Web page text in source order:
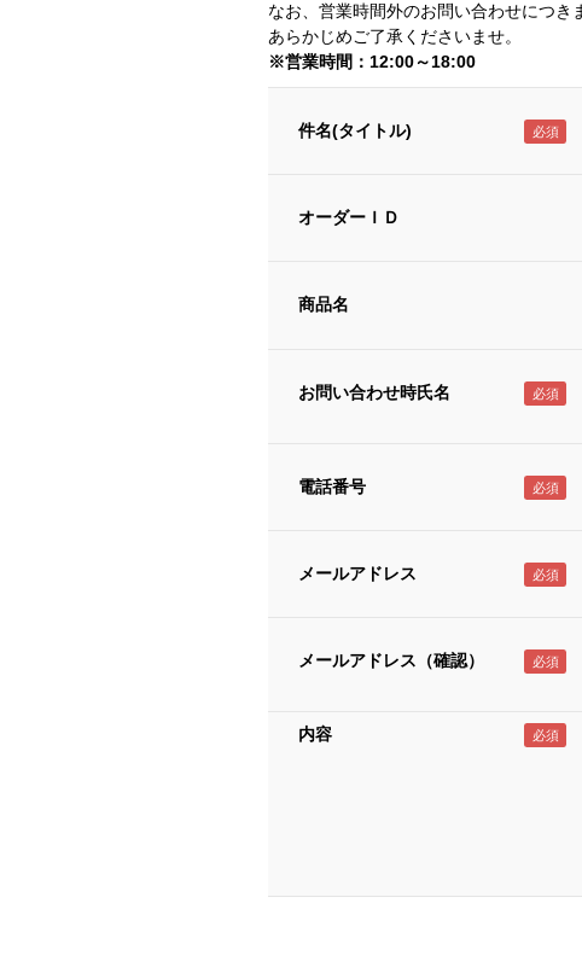
なお、営業時間外のお問い合わせにつき
あらかじめご了承くださいませ。
※営業時間：12:00～18:00
件名(タイトル)
オーダーＩＤ
商品名
お問い合わせ時氏名
電話番号
メールアドレス
メールアドレス（確認）
内容